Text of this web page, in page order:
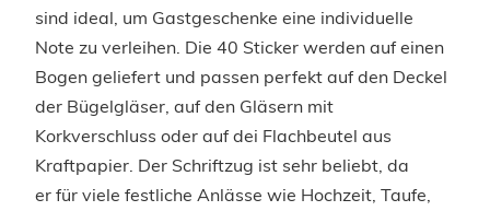
sind ideal, um Gastgeschenke eine individuelle
Note zu verleihen. Die 40 Sticker werden auf einen
Bogen geliefert und passen perfekt auf den Deckel
der Bügelgläser, auf den Gläsern mit
Korkverschluss oder auf dei Flachbeutel aus
Kraftpapier. Der Schriftzug ist sehr beliebt, da
er für viele festliche Anlässe wie Hochzeit, Taufe,